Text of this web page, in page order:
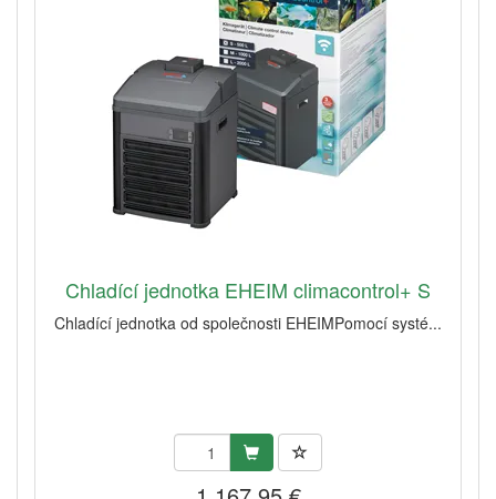
Chladící jednotka EHEIM climacontrol+ S
Chladící jednotka od společnosti EHEIMPomocí systé...